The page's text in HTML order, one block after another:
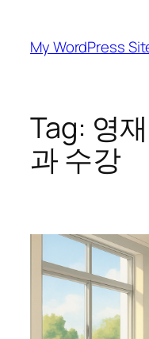
content
My WordPress
Tag: 영
과 수강